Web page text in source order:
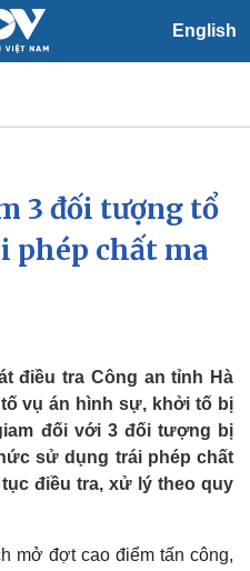
English
Xã hội
Tin 24h
Dự báo thời tiết
3 đối tượng tổ
phép chất ma
điều tra Công an tỉnh Hà
vụ án hình sự, khởi tố bị
đối với 3 đối tượng bị
sử dụng trái phép chất
điều tra, xử lý theo quy
mở đợt cao điểm tấn công,